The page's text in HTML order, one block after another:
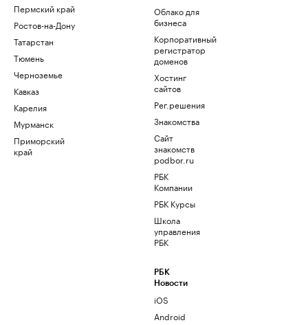
Пермский край
Ростов-на-Дону
Татарстан
Тюмень
Черноземье
Кавказ
Карелия
Мурманск
Приморский
край
Облако для
бизнеса
Корпоративный
регистратор
доменов
Хостинг
сайтов
Рег.решения
Знакомства
Сайт
знакомств
podbor.ru
РБК
Компании
РБК Курсы
Школа
управления
РБК
РБК
Новости
iOS
Android